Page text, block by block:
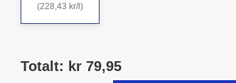
(228,43 kr/l)
Totalt: kr 79,95